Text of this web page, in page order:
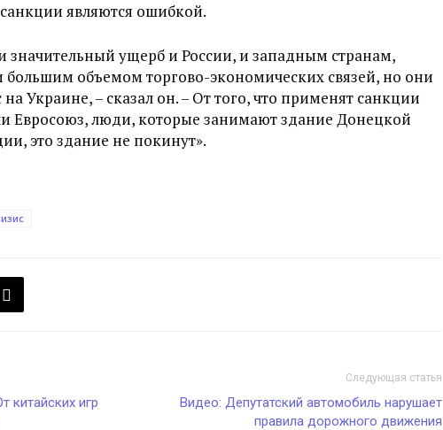
являются ошибкой.
значительный ущерб и России, и западным странам,
большим объемом торгово-экономических связей, но они
Украине, – сказал он. – От того, что применят санкции
Евросоюз, люди, которые занимают здание Донецкой
это здание не покинут».
китайских игр
Следующая статья
Видео: Депутатский автомобиль нарушает
правила дорожного движения